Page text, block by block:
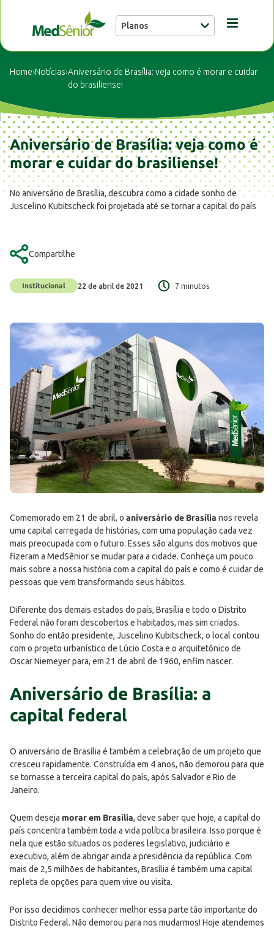
Planos
Unidades
Notícias
Home›Notícias›Aniversário de Brasília: veja como é morar e cuidar
do brasiliense!
Aniversário de Brasília: veja como é
morar e cuidar do brasiliense!
No aniversário de Brasília, descubra como a cidade sonho de
Juscelino Kubitscheck foi projetada até se tornar a capital do país
Compartilhe
22 de abril de 2021 7 minutos
Institucional
Comemorado em 21 de abril, o aniversário de Brasília nos revela
uma capital carregada de histórias, com uma população cada vez
mais preocupada com o futuro. Esses são alguns dos motivos que
fizeram a MedSênior se mudar para a cidade. Conheça um pouco
mais sobre a nossa história com a capital do país e como é cuidar de
pessoas que vem transformando seus hábitos.
Diferente dos demais estados do país, Brasília e todo o Distrito
Federal não foram descobertos e habitados, mas sim criados.
Sonho do então presidente, Juscelino Kubitscheck, o local contou
com o projeto urbanístico de Lúcio Costa e o arquitetônico de
Oscar Niemeyer para, em 21 de abril de 1960, enfim nascer.
Aniversário de Brasília: a
capital federal
O aniversário de Brasília é também a celebração de um projeto que
cresceu rapidamente. Construída em 4 anos, não demorou para que
se tornasse a terceira capital do país, após Salvador e Rio de
Janeiro.
Quem deseja morar em Brasília, deve saber que hoje, a capital do
país concentra também toda a vida política brasileira. Isso porque é
nela que estão situados os poderes legislativo, judiciário e
executivo, além de abrigar ainda a presidência da república. Com
mais de 2,5 milhões de habitantes, Brasília é também uma capital
repleta de opções para quem vive ou visita.
Por isso decidimos conhecer melhor essa parte tão importante do
Distrito Federal. Não demorou para nos mudarmos! Hoje atendemos